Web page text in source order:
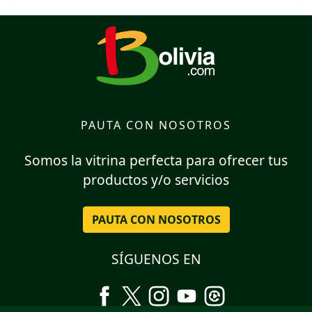
PAUTA CON NOSOTROS
Somos la vitrina perfecta para ofrecer tus
productos y/o servicios
PAUTA CON NOSOTROS
SÍGUENOS EN